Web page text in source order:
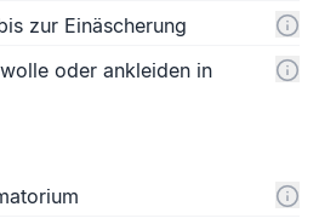
zur Einäscherung
oder ankleiden in